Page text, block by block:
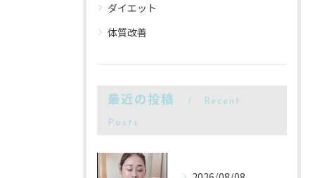
ダイエット
体質改善
最近の投稿 Recent
Posts